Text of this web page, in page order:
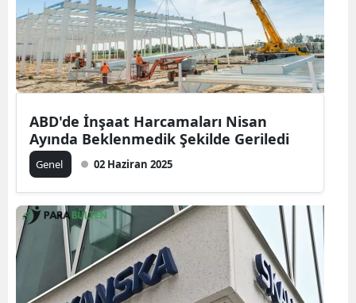
ABD'de İnşaat Harcamaları Nisan
Ayında Beklenmedik Şekilde Geriledi
Genel 02 Haziran 2025